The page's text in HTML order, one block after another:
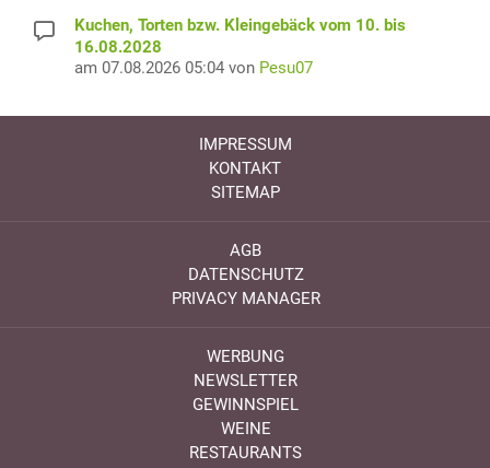
Kuchen, Torten bzw. Kleingebäck vom 10. bis
16.08.2028
am 07.08.2026 05:04 von Pesu07
IMPRESSUM
KONTAKT
SITEMAP
AGB
DATENSCHUTZ
PRIVACY MANAGER
WERBUNG
NEWSLETTER
GEWINNSPIEL
WEINE
RESTAURANTS